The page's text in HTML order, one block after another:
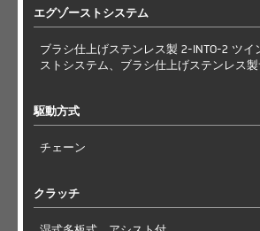
エグゾーストシステム
ブラシ仕上げステンレス製 2-INTO-2 ツイ
ストシステム、ブラシ仕上げステンレス
駆動方式
チェーン
クラッチ